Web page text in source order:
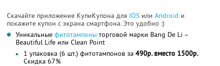
Скачайте приложение КупиКупона для IOS или Android и
покажите купон с экрана смартфона. Это удобно :)
Уникальные фитотампоны торговой марки Bang De Li –
Beautiful Life или Clean Point
1 упаковка (6 шт.) фитотампонов за 490р. вместо 1500р.
Скидка 67%